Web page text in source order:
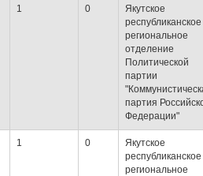
1 0
Якутское
республиканское
региональное
отделение
Политической
партии
партия
Федерации"
1 0
Якутское
республиканское
региональное